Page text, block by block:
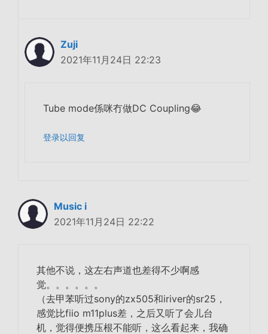
Zuji
2021年11月24日 22:23
Tube mode係咪冇做DC Coupling😂
登录以回复
Music i
2021年11月24日 22:22
其他不说，这左右声道也差得不少啊感
觉。。。。。。
（去甲苯听过sony的zx505和iriver的sr25，
感觉比fiio m11plus差，之后又听了会儿台
机，觉得便携压根不能听，这么看起来，我确